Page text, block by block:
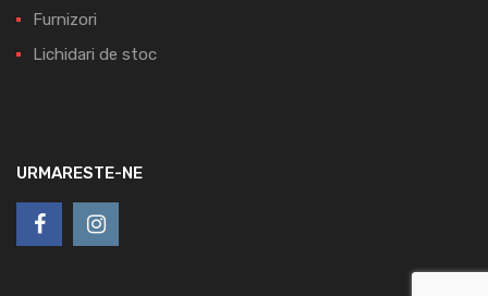
Furnizori
Lichidari de stoc
URMARESTE-NE